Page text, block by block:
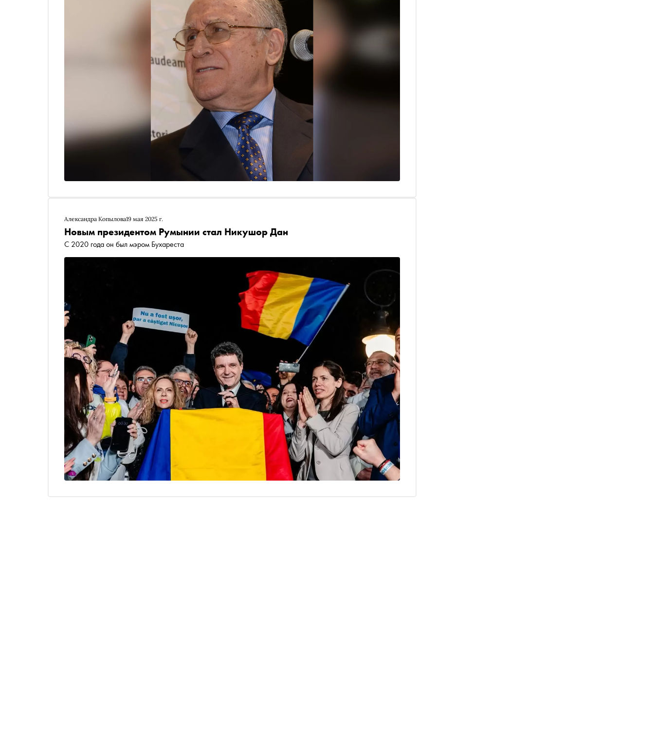
Александра Копылова19 мая 2025 г.
Новым президентом Румынии стал Никушор Дан
С 2020 года он был мэром Бухареста